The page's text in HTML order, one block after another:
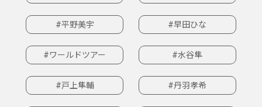
#平野美宇 #早田ひな
#ワールドツアー #水谷隼
#戸上隼輔 #丹羽孝希